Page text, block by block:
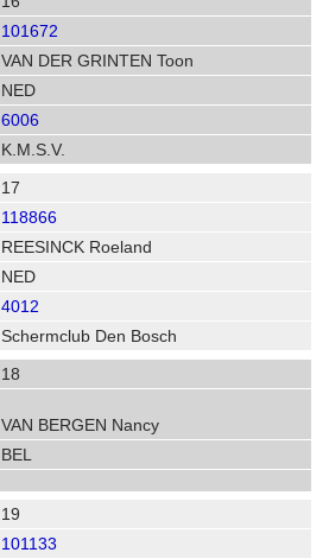
101672
VAN DER GRINTEN Toon
NED
6006
K.M.S.V.
17
118866
REESINCK Roeland
NED
4012
Schermclub Den Bosch
18
VAN BERGEN Nancy
BEL
19
101133